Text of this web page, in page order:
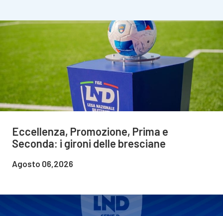
Eccellenza, Promozione, Prima e
Seconda: i gironi delle bresciane
Agosto 06,2026